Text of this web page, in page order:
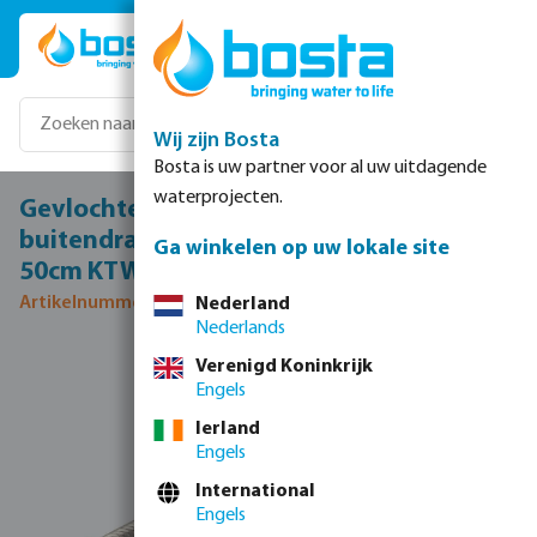
Ga naar de hoofdinhoud
Gevlochten slang 90° RVS/silicone 1"
buitendraad x wartel binnendraad 6bar
50cm KTW/DVGW type haaks
Artikelnummer 0081134
Afbeeldingengalerij overslaan
Wij zijn Bosta
Bosta is uw partner voor al uw uitdagende
waterprojecten.
Ga winkelen op uw lokale site
Nederland
Nederlands
Verenigd Koninkrijk
Engels
Ierland
Engels
International
Engels